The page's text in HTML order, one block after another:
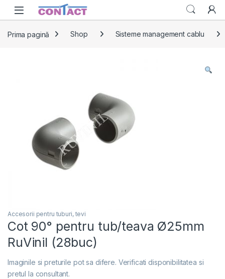
Skip to navigation
Skip to content
Prima pagină Shop Sisteme management cablu
Accesorii pentru tuburi, tevi
Cot 90° pentru tub/teava Ø25mm
RuVinil (28buc)
Imaginile si preturile pot sa difere. Verificati disponibilitatea si
pretul la consultant.